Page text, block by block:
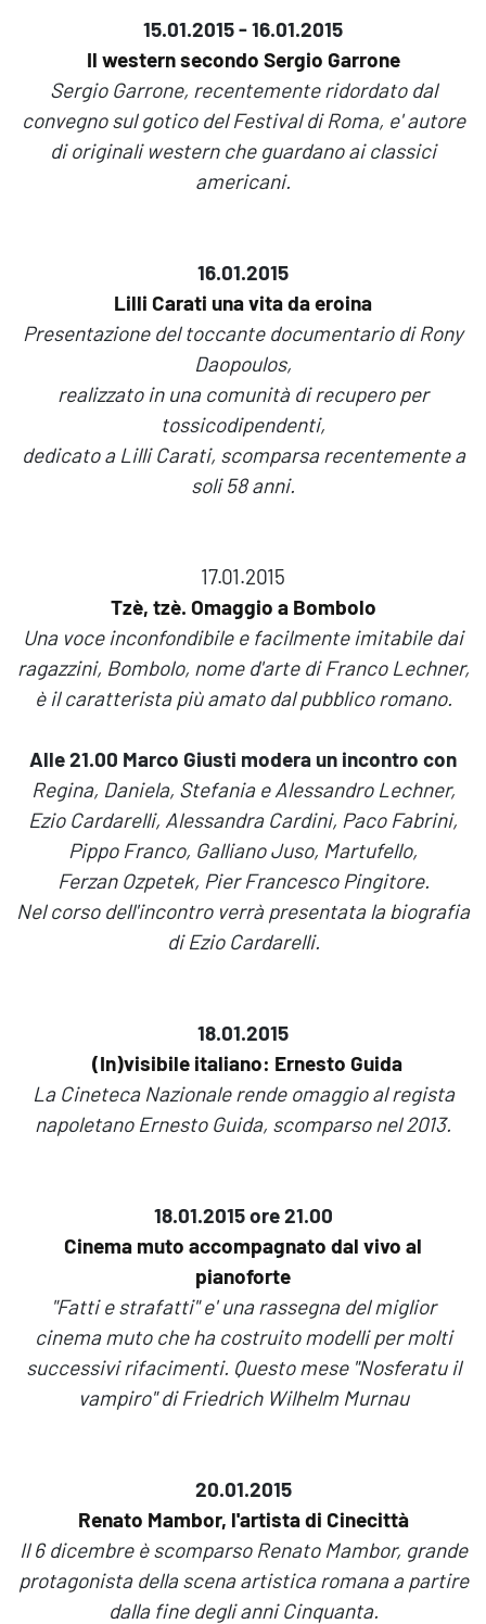
15.01.2015 - 16.01.2015
Il western secondo Sergio Garrone
Sergio Garrone, recentemente ridordato dal
convegno sul gotico del Festival di Roma, e' autore
di originali western che guardano ai classici
americani.
16.01.2015
Lilli Carati una vita da eroina
Presentazione del toccante documentario di Rony
Daopoulos,
realizzato in una comunità di recupero per
tossicodipendenti,
dedicato a Lilli Carati, scomparsa recentemente a
soli 58 anni.
17.01.2015
Tzè, tzè. Omaggio a Bombolo
Una voce inconfondibile e facilmente imitabile dai
ragazzini, Bombolo, nome d'arte di Franco Lechner,
è il caratterista più amato dal pubblico romano.
Alle 21.00 Marco Giusti modera un incontro con
Regina, Daniela, Stefania e Alessandro Lechner,
Ezio Cardarelli, Alessandra Cardini, Paco Fabrini,
Pippo Franco, Galliano Juso, Martufello,
Ferzan Ozpetek, Pier Francesco Pingitore.
Nel corso dell'incontro verrà presentata la biografia
di Ezio Cardarelli.
18.01.2015
(In)visibile italiano: Ernesto Guida
La Cineteca Nazionale rende omaggio al regista
napoletano Ernesto Guida, scomparso nel 2013.
18.01.2015 ore 21.00
Cinema muto accompagnato dal vivo al
pianoforte
"Fatti e strafatti" e' una rassegna del miglior
cinema muto che ha costruito modelli per molti
successivi rifacimenti. Questo mese "Nosferatu il
vampiro" di Friedrich Wilhelm Murnau
20.01.2015
Renato Mambor, l'artista di Cinecittà
Il 6 dicembre è scomparso Renato Mambor, grande
protagonista della scena artistica romana a partire
dalla fine degli anni Cinquanta.